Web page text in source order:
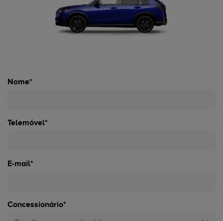
Nome*
Telemóvel*
E-mail*
Concessionário*